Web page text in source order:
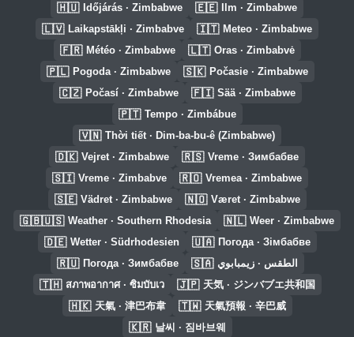
🇭🇺 Időjárás · Zimbabwe 🇪🇪 Ilm · Zimbabwe
🇱🇻 Laikapstākļi · Zimbabve 🇮🇹 Meteo · Zimbabwe
🇫🇷 Météo · Zimbabwe 🇱🇹 Oras · Zimbabvė
🇵🇱 Pogoda · Zimbabwe 🇸🇰 Počasie · Zimbabwe
🇨🇿 Počasí · Zimbabwe 🇫🇮 Sää · Zimbabwe
🇵🇹 Tempo · Zimbábue
🇻🇳 Thời tiết · Dim-ba-bu-ê (Zimbabwe)
🇩🇰 Vejret · Zimbabwe 🇷🇸 Vreme · Зимбабве
🇸🇮 Vreme · Zimbabve 🇷🇴 Vremea · Zimbabwe
🇸🇪 Vädret · Zimbabwe 🇳🇴 Været · Zimbabwe
🇬🇧🇺🇸 Weather · Southern Rhodesia 🇳🇱 Weer · Zimbabwe
🇩🇪 Wetter · Südrhodesien 🇺🇦 Погода · Зімбабве
🇷🇺 Погода · Зимбабве 🇸🇦 الطقس · زيمبابوي
🇹🇭 สภาพอากาศ · ซิมบับเว 🇯🇵 天気 · ジンバブエ共和国
🇭🇰 天氣 · 津巴布韋 🇹🇼 天氣預報 · 辛巴威
🇰🇷 날씨 · 짐바브웨